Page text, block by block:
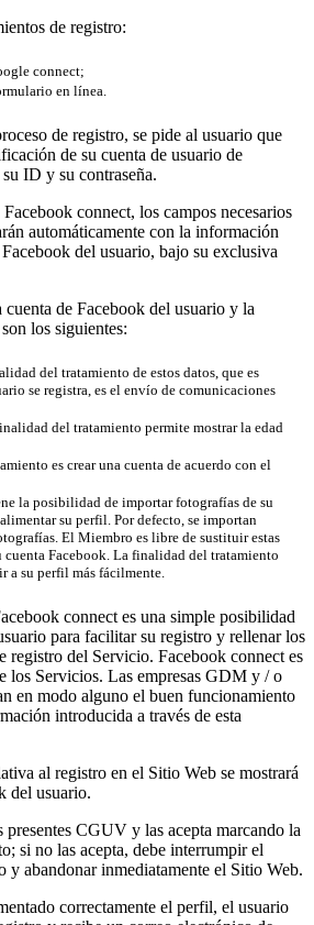
de registro:
connect;
en línea.
de registro, se pide al usuario que
de su cuenta de usuario de
ID y su contraseña.
connect, los campos necesarios
automáticamente con la información
del usuario, bajo su exclusiva
de Facebook del usuario y la
los siguientes:
del tratamiento de estos datos, que es
se registra, es el envío de comunicaciones
del tratamiento permite mostrar la edad
es crear una cuenta de acuerdo con el
la posibilidad de importar fotografías de su
su perfil. Por defecto, se importan
El Miembro es libre de sustituir estas
cuenta Facebook. La finalidad del tratamiento
a su perfil más fácilmente.
connect es una simple posibilidad
para facilitar su registro y rellenar los
registro del Servicio. Facebook connect es
los Servicios. Las empresas GDM y / o
en modo alguno el buen funcionamiento
introducida a través de esta
al registro en el Sitio Web se mostrará
del usuario.
presentes CGUV y las acepta marcando la
si no las acepta, debe interrumpir el
y abandonar inmediatamente el Sitio Web.
correctamente el perfil, el usuario